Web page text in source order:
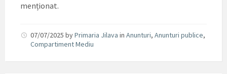
menționat.
07/07/2025 byPrimaria Jilava in Anunturi, Anunturi publice,
Compartiment Mediu